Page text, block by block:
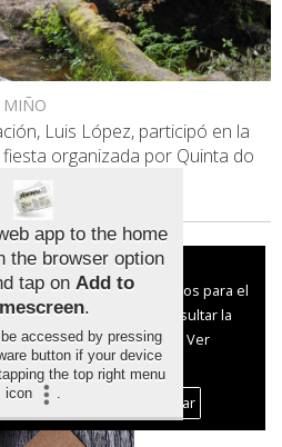
MIÑO
Luis López, participó en la
organizada por Quinta do
más...
el Uso de cookies:
nuestras y de terceros para el
del digital. Puedes consultar la
y como desconectarlas.
Ver
de Privacidad y Cookies
Cookies
Personalizar
app to the home
the browser option
tap on Add to
.
accessed by pressing
button if your device
the top right menu
icon
.